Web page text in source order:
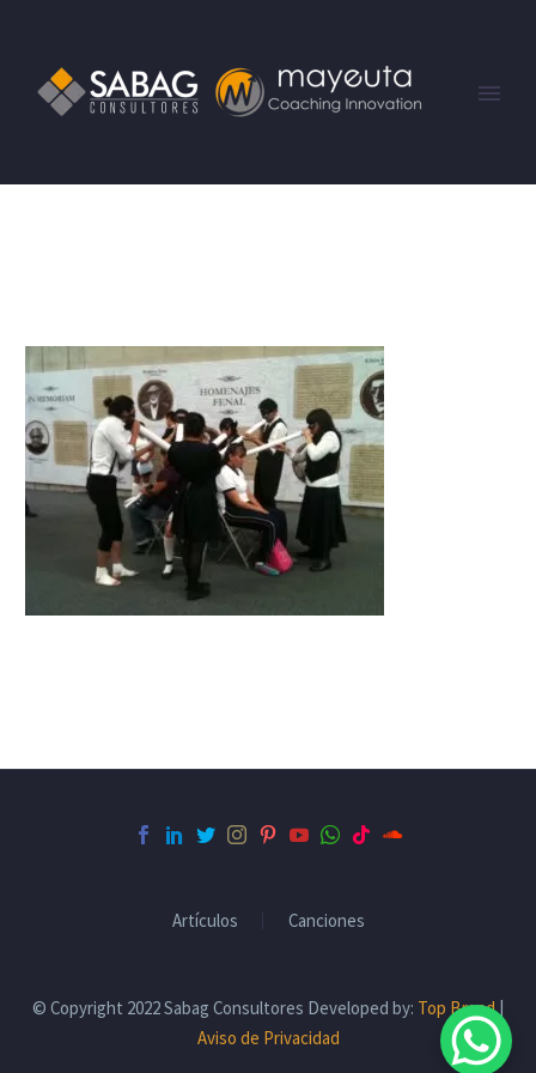
Artículos Canciones
© Copyright 2022 Sabag Consultores Developed by: Top Brand|
Aviso de Privacidad